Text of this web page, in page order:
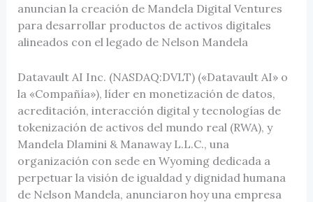
anuncian la creación de Mandela Digital Ventures
para desarrollar productos de activos digitales
alineados con el legado de Nelson Mandela
Datavault AI Inc. (NASDAQ:DVLT) («Datavault AI» o
la «Compañía»), líder en monetización de datos,
acreditación, interacción digital y tecnologías de
tokenización de activos del mundo real (RWA), y
Mandela Dlamini & Manaway L.L.C., una
organización con sede en Wyoming dedicada a
perpetuar la visión de igualdad y dignidad humana
de Nelson Mandela, anunciaron hoy una empresa